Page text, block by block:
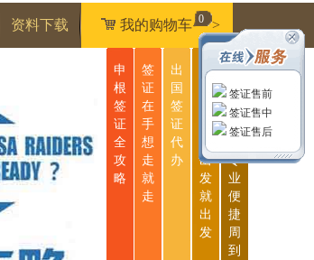
资料下载 我的购物车 >
0
申
根
签
证
全
攻
略
签
证
在
手
想
走
就
走
出
国
签
证
代
办
无
说
出
发
就
出
发
一
站
式
服
专
业
便
捷
周
到
签证售前
签证售中
签证售后